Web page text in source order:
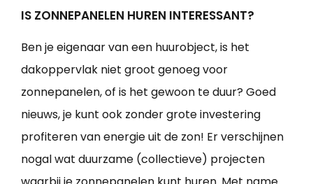
IS ZONNEPANELEN HUREN INTERESSANT?
Ben je eigenaar van een huurobject, is het
dakoppervlak niet groot genoeg voor
zonnepanelen, of is het gewoon te duur? Goed
nieuws, je kunt ook zonder grote investering
profiteren van energie uit de zon! Er verschijnen
nogal wat duurzame (collectieve) projecten